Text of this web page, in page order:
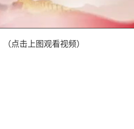
（点击上图观看视频）